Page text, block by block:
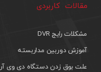
مقالات کاربردی
مشکلات رایج DVR
آموزش دوربین مداربسته
علت بوق زدن دستگاه دی وی آر